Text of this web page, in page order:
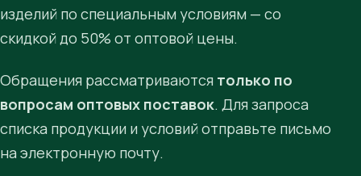
изделий по специальным условиям — со
скидкой до 50% от оптовой цены.
Обращения рассматриваются только по
вопросам оптовых поставок. Для запроса
списка продукции и условий отправьте письмо
на электронную почту.